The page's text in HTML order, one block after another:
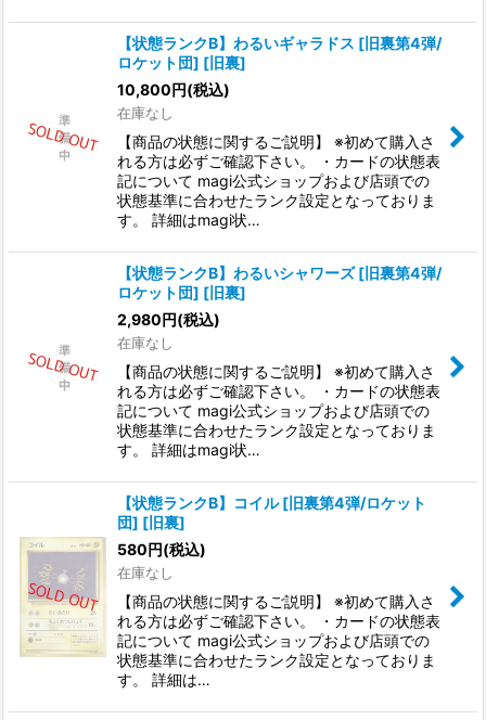
【状態ランクB】わるいギャラドス [旧裏第4弾/
ロケット団] [旧裏]
10,800円(税込)
在庫なし
【商品の状態に関するご説明】 ※初めて購入さ
れる方は必ずご確認下さい。 ・カードの状態表
記について magi公式ショップおよび店頭での
状態基準に合わせたランク設定となっておりま
す。 詳細はmagi状…
【状態ランクB】わるいシャワーズ [旧裏第4弾/
ロケット団] [旧裏]
2,980円(税込)
在庫なし
【商品の状態に関するご説明】 ※初めて購入さ
れる方は必ずご確認下さい。 ・カードの状態表
記について magi公式ショップおよび店頭での
状態基準に合わせたランク設定となっておりま
す。 詳細はmagi状…
【状態ランクB】コイル [旧裏第4弾/ロケット
団] [旧裏]
580円(税込)
在庫なし
【商品の状態に関するご説明】 ※初めて購入さ
れる方は必ずご確認下さい。 ・カードの状態表
記について magi公式ショップおよび店頭での
状態基準に合わせたランク設定となっておりま
す。 詳細は…